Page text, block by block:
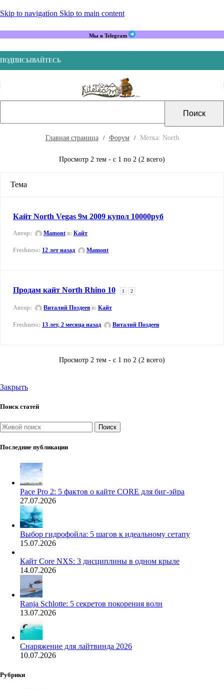
Skip to navigation Skip to main content
Мы в Telegram
ПОДПИСЫВАЙТЕСЬ
Главная страница Форум Метка: North
Просмотр 2 тем - с 1 по 2 (2 всего)
Тема
Кайт North Vegas 9м 2009 купол 10000руб
Автор: Mamont в: Кайт
12 лет назад Mamont
Продам кайт North Rhino 10 1 2
Автор: Виталий Поздеев в: Кайт
13 лет, 2 месяца назад Виталий Поздеев
Просмотр 2 тем - с 1 по 2 (2 всего)
Закрыть
Поиск статей
Поиск
Последние публикации
Pace Pro 2: 5 фактов о кайте CORE для биг-эйра
27.07.2026
Выбор гидрофойла: 5 шагов к идеальному сетапу
15.07.2026
Кайт Core NXS: 3 дисциплины в одном крыле
14.07.2026
Ranja Schlotte: 5 секретов покорения волн
13.07.2026
Снаряжение для лайтвинда 2026
10.07.2026
Рубрики